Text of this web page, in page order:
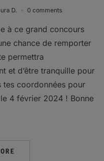
D. 0 comments
à ce grand concours
chance de remporter
permettra
et d’être tranquille pour
tes coordonnées pour
4 février 2024 ! Bonne